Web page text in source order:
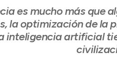
es mucho más que
la optimización de la
inteligencia artificial